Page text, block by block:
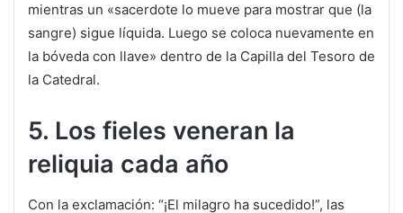
mientras un «sacerdote lo mueve para mostrar que (la
sangre) sigue líquida. Luego se coloca nuevamente en
la bóveda con llave» dentro de la Capilla del Tesoro de
la Catedral.
5. Los fieles veneran la
reliquia cada año
Con la exclamación: “¡El milagro ha sucedido!”, las